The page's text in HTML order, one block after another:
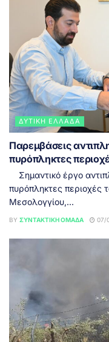
ΔΥΤΙΚΉ ΕΛΛΆΔΑ
Παρεμβάσεις
πυρόπληκτες
Σημαντικό έργο
πυρόπληκτες περιοχές
Μεσολογγίου,...
BY ΣΥΝΤΑΚΤΙΚΉ ΟΜΆΔΑ 07/